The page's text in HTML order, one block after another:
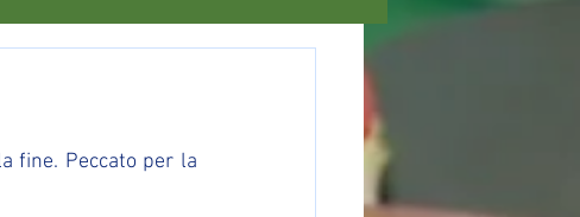
fine. Peccato per la